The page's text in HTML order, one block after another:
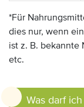
*Für
dies nur, wenn
ist z. B. bekannte
etc.
Was darf